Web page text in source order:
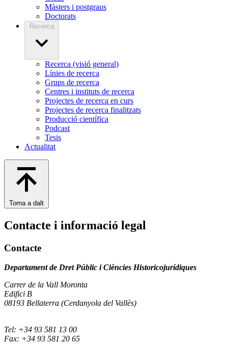
Màsters i postgraus
Doctorats
Recerca
Recerca (visió general)
Línies de recerca
Grups de recerca
Centres i instituts de recerca
Projectes de recerca en curs
Projectes de recerca finalitzats
Producció científica
Podcast
Tesis
Actualitat
Torna a dalt
Contacte i informació legal
Contacte
Departament de Dret Públic i Ciències Historicojurídiques
Carrer de la Vall Moronta
Edifici B
08193 Bellaterra (Cerdanyola del Vallès)
Tel: +34 93 581 13 00
Fax: +34 93 581 20 65